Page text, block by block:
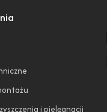
i pielęgnacji